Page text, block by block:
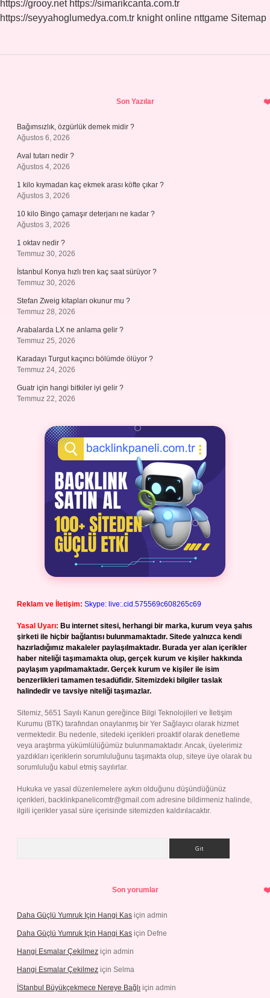
https://grooy.net https://simarikcanta.com.tr
https://seyyahoglumedya.com.tr knight online nttgame Sitemap
Son Yazılar
Bağımsızlık, özgürlük demek midir ?
Ağustos 6, 2026
Aval tutarı nedir ?
Ağustos 4, 2026
1 kilo kıymadan kaç ekmek arası köfte çıkar ?
Ağustos 3, 2026
10 kilo Bingo çamaşır deterjanı ne kadar ?
Ağustos 3, 2026
1 oktav nedir ?
Temmuz 30, 2026
İstanbul Konya hızlı tren kaç saat sürüyor ?
Temmuz 30, 2026
Stefan Zweig kitapları okunur mu ?
Temmuz 28, 2026
Arabalarda LX ne anlama gelir ?
Temmuz 25, 2026
Karadayı Turgut kaçıncı bölümde ölüyor ?
Temmuz 24, 2026
Guatr için hangi bitkiler iyi gelir ?
Temmuz 22, 2026
Reklam ve İletişim: Skype: live:.cid.575569c608265c69
Yasal Uyarı: Bu internet sitesi, herhangi bir marka, kurum veya şahıs
şirketi ile hiçbir bağlantısı bulunmamaktadır. Sitede yalnızca kendi
hazırladığımız makaleler paylaşılmaktadır. Burada yer alan içerikler
haber niteliği taşımamakta olup, gerçek kurum ve kişiler hakkında
paylaşım yapılmamaktadır. Gerçek kurum ve kişiler ile isim
benzerlikleri tamamen tesadüfidir. Sitemizdeki bilgiler taslak
halindedir ve tavsiye niteliği taşımazlar.
Sitemiz, 5651 Sayılı Kanun gereğince Bilgi Teknolojileri ve İletişim
Kurumu (BTK) tarafından onaylanmış bir Yer Sağlayıcı olarak hizmet
vermektedir. Bu nedenle, sitedeki içerikleri proaktif olarak denetleme
veya araştırma yükümlülüğümüz bulunmamaktadır. Ancak, üyelerimiz
yazdıkları içeriklerin sorumluluğunu taşımakta olup, siteye üye olarak bu
sorumluluğu kabul etmiş sayılırlar.
Hukuka ve yasal düzenlemelere aykırı olduğunu düşündüğünüz
içerikleri, backlinkpanelicomtr@gmail.com adresine bildirmeniz halinde,
ilgili içerikler yasal süre içerisinde sitemizden kaldırılacaktır.
Son yorumlar
Daha Güçlü Yumruk Için Hangi Kas için admin
Daha Güçlü Yumruk Için Hangi Kas için Defne
Hangi Esmalar Çekilmez için admin
Hangi Esmalar Çekilmez için Selma
İStanbul Büyükçekmece Nereye Bağlı için admin